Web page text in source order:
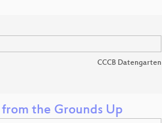
CCCB Datengarten
the Grounds Up